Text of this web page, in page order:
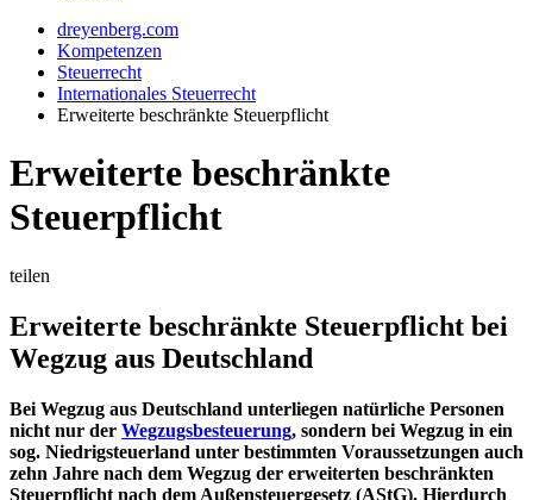
dreyenberg.com
Kompetenzen
Steuerrecht
Internationales Steuerrecht
Erweiterte beschränkte Steuerpflicht
Erweiterte beschränkte
Steuerpflicht
teilen
Erweiterte beschränkte Steuerpflicht bei
Wegzug aus Deutschland
Bei Wegzug aus Deutschland unterliegen natürliche Personen
nicht nur der Wegzugsbesteuerung, sondern bei Wegzug in ein
sog. Niedrigsteuerland unter bestimmten Voraussetzungen auch
zehn Jahre nach dem Wegzug der erweiterten beschränkten
Steuerpflicht nach dem Außensteuergesetz (AStG). Hierdurch